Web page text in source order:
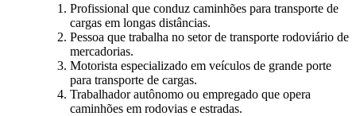
Profissional que conduz caminhões para transporte de
cargas em longas distâncias.
Pessoa que trabalha no setor de transporte rodoviário de
mercadorias.
Motorista especializado em veículos de grande porte
para transporte de cargas.
Trabalhador autônomo ou empregado que opera
caminhões em rodovias e estradas.